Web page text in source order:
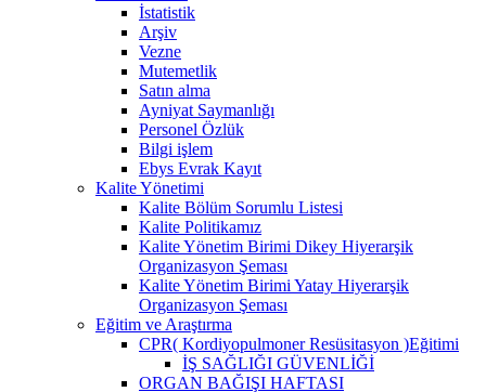
İstatistik
Arşiv
Vezne
Mutemetlik
Satın alma
Ayniyat Saymanlığı
Personel Özlük
Bilgi işlem
Ebys Evrak Kayıt
Kalite Yönetimi
Kalite Bölüm Sorumlu Listesi
Kalite Politikamız
Kalite Yönetim Birimi Dikey Hiyerarşik
Organizasyon Şeması
Kalite Yönetim Birimi Yatay Hiyerarşik
Organizasyon Şeması
Eğitim ve Araştırma
CPR( Kordiyopulmoner Resüsitasyon )Eğitimi
İŞ SAĞLIĞI GÜVENLİĞİ
ORGAN BAĞIŞI HAFTASI